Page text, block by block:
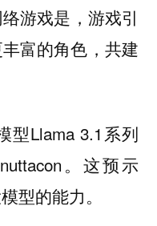
游戏是，游戏引
富的角色，共建
型Llama 3.1系列
。这预示
型的能力。